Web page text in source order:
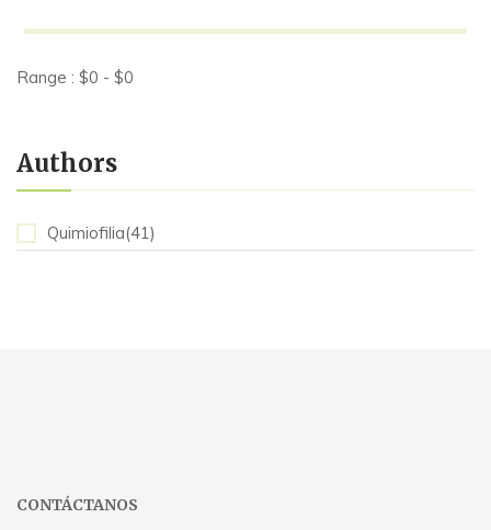
Range : $0 - $0
Authors
Quimiofilia(41)
CONTÁCTANOS